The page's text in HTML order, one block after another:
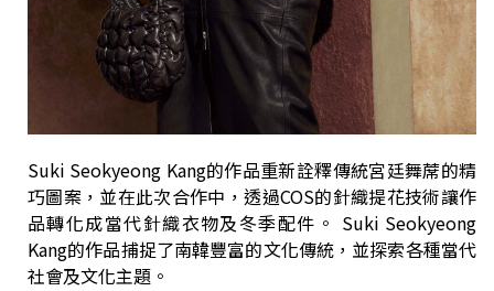
Suki Seokyeong Kang的作品重新詮釋傳統宮廷舞蓆的精
巧圖案，並在此次合作中，透過COS的針織提花技術讓作
品轉化成當代針織衣物及冬季配件。 Suki Seokyeong
Kang的作品捕捉了南韓豐富的文化傳統，並探索各種當代
社會及文化主題。